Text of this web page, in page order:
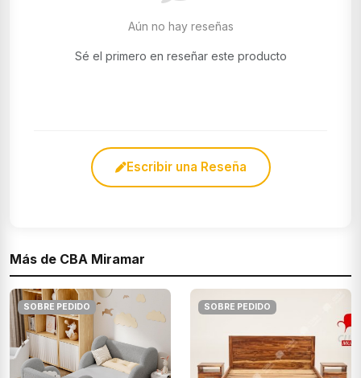
Aún no hay reseñas
Sé el primero en reseñar este producto
Escribir una Reseña
Más de CBA Miramar
SOBRE PEDIDO SOBRE PEDIDO